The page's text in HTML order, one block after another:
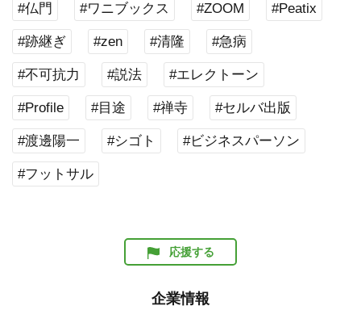
#仏門 #ワニブックス #ZOOM #Peatix
#跡継ぎ #zen #清隆 #急病
#不可抗力 #説法 #エレクトーン
#Profile #目途 #禅寺 #セルバ出版
#渡邊陽一 #シゴト #ビジネスパーソン
#フットサル
応援する
企業情報